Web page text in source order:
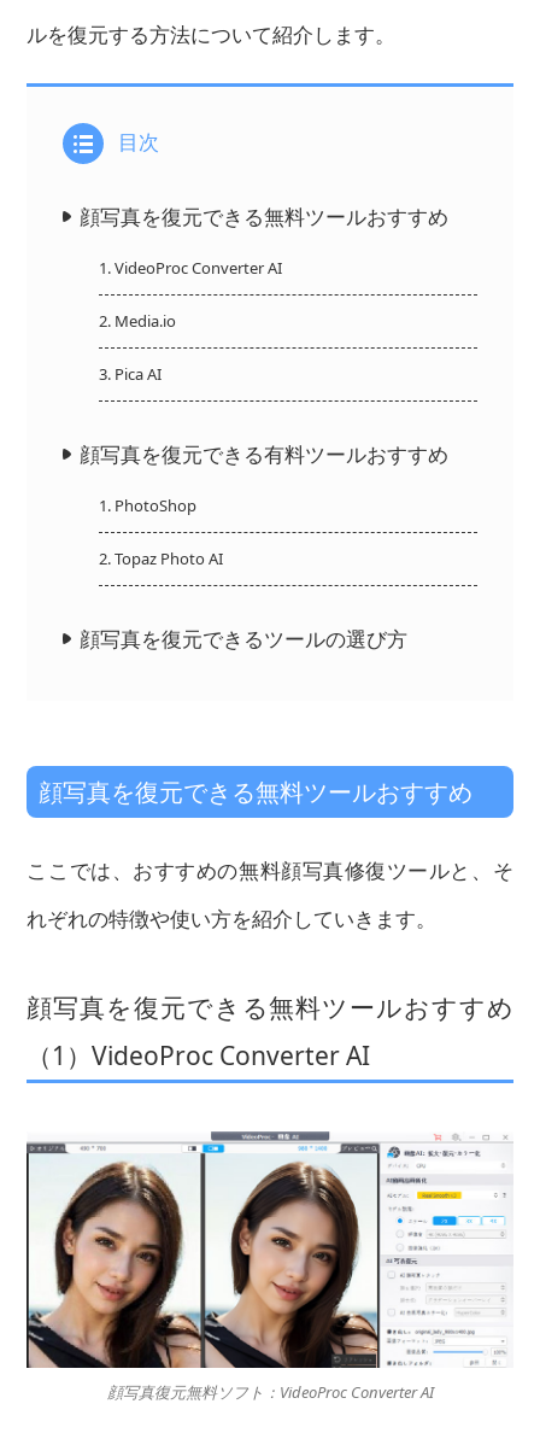
ルを復元する方法について紹介します。
目次
顔写真を復元できる無料ツールおすすめ
1. VideoProc Converter AI
2. Media.io
3. Pica AI
顔写真を復元できる有料ツールおすすめ
1. PhotoShop
2. Topaz Photo AI
顔写真を復元できるツールの選び方
顔写真を復元できる無料ツールおすすめ
ここでは、おすすめの無料顔写真修復ツールと、そ
れぞれの特徴や使い方を紹介していきます。
顔写真を復元できる無料ツールおすすめ
（1）VideoProc Converter AI
顔写真復元無料ソフト：VideoProc Converter AI